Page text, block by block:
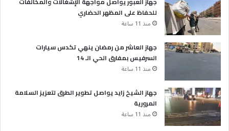
للحفاظ على المظهر الحضاري
منذ 11 ساعة
جهاز العاشر من رمضان ينهي تكدس سيارات
السرفيس بمفارق الحي الـ 14
منذ 11 ساعة
جهاز الشيخ زايد يواصل تطوير الطرق لتعزيز السلامة
المرورية
منذ 11 ساعة